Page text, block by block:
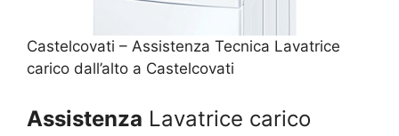
Castelcovati – Assistenza Tecnica Lavatrice
carico dall’alto a Castelcovati
Assistenza Lavatrice carico